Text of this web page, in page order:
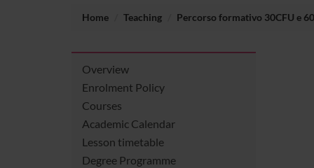
Home Teaching Percorso formativo 30CFU e
Overview
Enrolment Policy
Courses
Academic Calendar
Lesson timetable
Degree Programme